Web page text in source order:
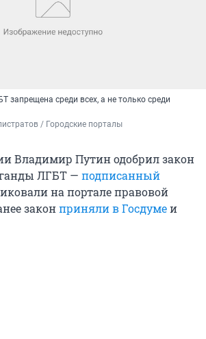
запрещена среди всех, а не только среди
/ Городские порталы
Владимир Путин одобрил закон
ЛГБТ — подписанный
на портале правовой
законприняли в Госдумеи